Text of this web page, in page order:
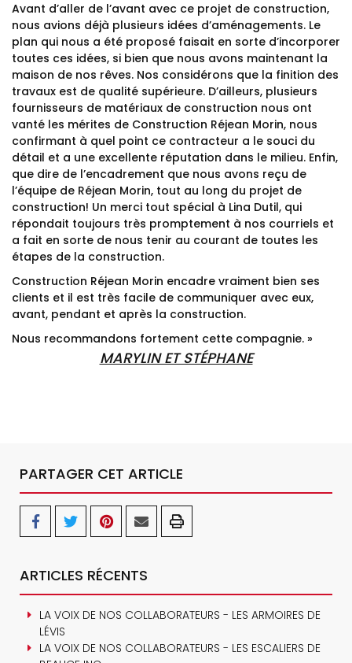
Avant d’aller de l’avant avec ce projet de construction,
nous avions déjà plusieurs idées d’aménagements. Le
plan qui nous a été proposé faisait en sorte d’incorporer
toutes ces idées, si bien que nous avons maintenant la
maison de nos rêves. Nos considérons que la finition des
travaux est de qualité supérieure. D’ailleurs, plusieurs
fournisseurs de matériaux de construction nous ont
vanté les mérites de Construction Réjean Morin, nous
confirmant à quel point ce contracteur a le souci du
détail et a une excellente réputation dans le milieu. Enfin,
que dire de l’encadrement que nous avons reçu de
l’équipe de Réjean Morin, tout au long du projet de
construction! Un merci tout spécial à Lina Dutil, qui
répondait toujours très promptement à nos courriels et
a fait en sorte de nous tenir au courant de toutes les
étapes de la construction.
Construction Réjean Morin encadre vraiment bien ses
clients et il est très facile de communiquer avec eux,
avant, pendant et après la construction.
Nous recommandons fortement cette compagnie. »
MARYLIN ET STÉPHANE
PARTAGER CET ARTICLE
ARTICLES RÉCENTS
LA VOIX DE NOS COLLABORATEURS - LES ARMOIRES DE
LÉVIS
LA VOIX DE NOS COLLABORATEURS - LES ESCALIERS DE